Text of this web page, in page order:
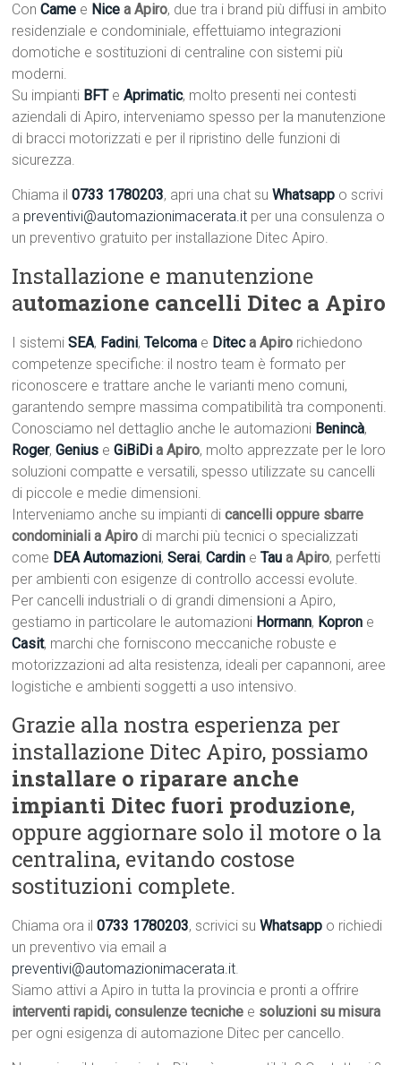
ConCame e Nice a Apiro, due tra i brand più diffusi in ambito
residenziale e condominiale, effettuiamo integrazioni
domotiche e sostituzioni di centraline con sistemi più
moderni.
Su impianti BFT eAprimatic, molto presenti nei contesti
aziendali di Apiro, interveniamo spesso per la manutenzione
di bracci motorizzati e per il ripristino delle funzioni di
sicurezza.
Chiama il0733 1780203, apri una chat suWhatsapp o scrivi
a preventivi@automazionimacerata.it per una consulenza o
un preventivo gratuito per installazione Ditec Apiro.
Installazione e manutenzione
automazione cancelli Ditec a Apiro
I sistemiSEA, Fadini,Telcoma e Diteca Apiro richiedono
competenze specifiche: il nostro team è formato per
riconoscere e trattare anche le varianti meno comuni,
garantendo sempre massima compatibilità tra componenti.
Conosciamo nel dettaglio anche le automazioni Benincà,
Roger,Genius eGiBiDi a Apiro, molto apprezzate per le loro
soluzioni compatte e versatili, spesso utilizzate su cancelli
di piccole e medie dimensioni.
Interveniamo anche su impianti dicancelli oppure sbarre
condominiali a Apiro di marchi più tecnici o specializzati
come DEA Automazioni,Serai,Cardin eTau a Apiro, perfetti
per ambienti con esigenze di controllo accessi evolute.
Per cancelli industriali o di grandi dimensioni a Apiro,
gestiamo in particolare le automazioni Hormann, Kopron e
Casit, marchi che forniscono meccaniche robuste e
motorizzazioni ad alta resistenza, ideali per capannoni, aree
logistiche e ambienti soggetti a uso intensivo.
Grazie alla nostra esperienza per
installazione Ditec Apiro, possiamo
installare o riparare anche
impianti Ditec fuori produzione,
oppure aggiornare solo il motore o la
centralina, evitando costose
sostituzioni complete.
Chiama ora il0733 1780203, scrivici suWhatsapp o richiedi
un preventivo via email a
preventivi@automazionimacerata.it.
Siamo attivi a Apiro in tutta la provincia e pronti a offrire
interventi rapidi, consulenze tecniche e soluzioni su misura
per ogni esigenza di automazione Ditec per cancello.